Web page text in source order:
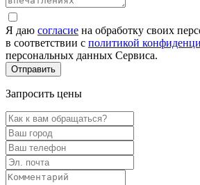
Я даю согласие на обработку своих
в соответствии с политикой
персональных данных Сервиса.
Запросить цены